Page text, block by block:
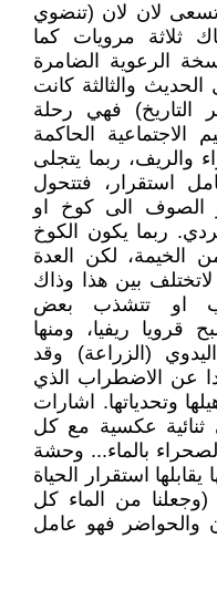
تسعى لان لان (تنضوي
ثلاثة مرويات كما
الرعوية الضامرة
والثالثة كانت
التاريخ) فهي رحلة
الحاكمة
والريف، ربما يتجلى
استقرار، فتتحول
الصوف الى كوخ او
ربما يكون الكوخ
الخيمة، لكن العدة
لاتختلف بين هذا وذاك
او تتشذب بعض
قرويا ريفيا، ومنها
(الزراعة) وقد
عن الاضطراب الذي
وتحدياتها. اشارات
ثنائية عكسية مع كل
بالماء... وحشة
استقرار الحياة
من الماء كل
والحواضر فهو عامل